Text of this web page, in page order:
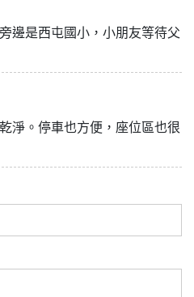
邊是西屯國小，小朋友等待父
淨。停車也方便，座位區也很